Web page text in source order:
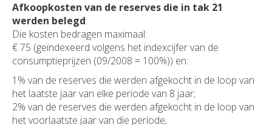
Afkoopkosten van de reserves die in tak 21
werden belegd:
Die kosten bedragen maximaal:
€ 75 (geïndexeerd volgens het indexcijfer van de
consumptieprijzen (09/2008 = 100%)) en:
1% van de reserves die werden afgekocht in de loop van
het laatste jaar van elke periode van 8 jaar;
2% van de reserves die werden afgekocht in de loop van
het voorlaatste jaar van die periode;